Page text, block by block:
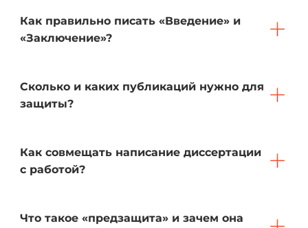
Как правильно писать «Введение» и
«Заключение»?
Сколько и каких публикаций нужно для
защиты?
Как совмещать написание диссертации
с работой?
Что такое «предзащита» и зачем она